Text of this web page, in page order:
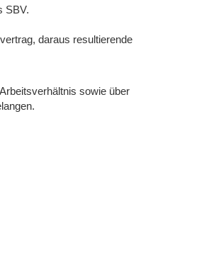
SBV.
daraus resultierende
sowie über